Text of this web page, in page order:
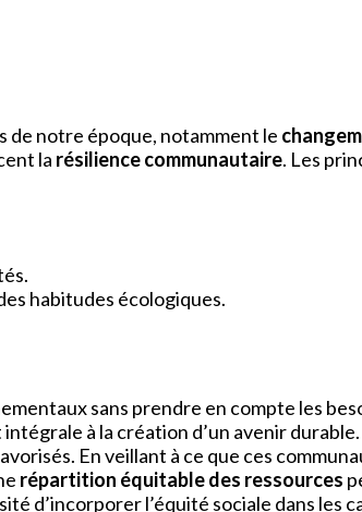
de notre époque, notamment le
la résilience communautaire. Les
habitudes écologiques.
sans prendre en compte les
intégrale à la création d’un avenir
En veillant à ce que ces
répartition équitable des ressources
d’incorporer l’équité sociale dans les